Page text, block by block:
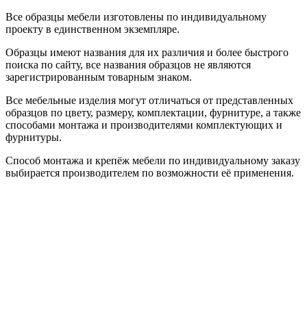
Все образцы мебели изготовлены по индивидуальному
проекту в единственном экземпляре.
Образцы имеют названия для их различия и более быстрого
поиска по сайту, все названия образцов не являются
зарегистрированным товарным знаком.
Все мебельные изделия могут отличаться от представленных
образцов по цвету, размеру, комплектации, фурнитуре, а также
способами монтажа и производителями комплектующих и
фурнитуры.
Способ монтажа и крепёж мебели по индивидуальному заказу
выбирается производителем по возможности её применения.